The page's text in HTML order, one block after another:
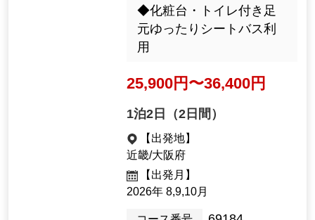
distance! Use a bus with s
pacious seats ◆ Use a bu
s with spacious seats that
ilet
25,900yen ~ 36,400 yen
1泊2日（2日間）
【出発地】
近畿/大阪府